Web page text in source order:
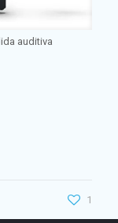
auditiva
1